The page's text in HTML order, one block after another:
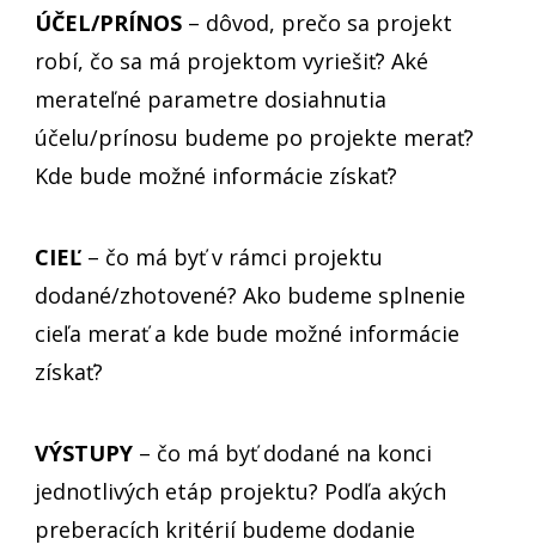
ÚČEL/PRÍNOS – dôvod, prečo sa projekt
robí, čo sa má projektom vyriešiť? Aké
merateľné parametre dosiahnutia
účelu/prínosu budeme po projekte merať?
Kde bude možné informácie získať?
CIEĽ – čo má byť v rámci projektu
dodané/zhotovené? Ako budeme splnenie
cieľa merať a kde bude možné informácie
získať?
VÝSTUPY – čo má byť dodané na konci
jednotlivých etáp projektu? Podľa akých
preberacích kritérií budeme dodanie